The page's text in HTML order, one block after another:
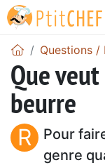
Questions /
Que
beurre
R
Pour
genre